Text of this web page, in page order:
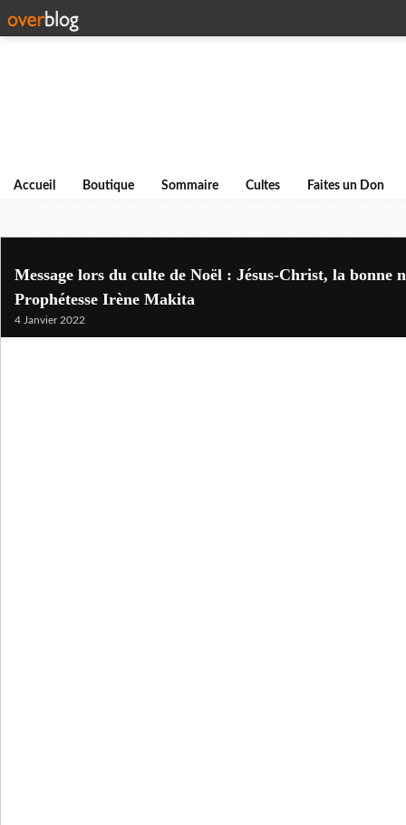
Accueil Boutique Sommaire Cultes Faites un Don
Message lors du culte de Noël : Jésus-Christ, la bonne
Prophétesse Irène Makita
4 Janvier 2022